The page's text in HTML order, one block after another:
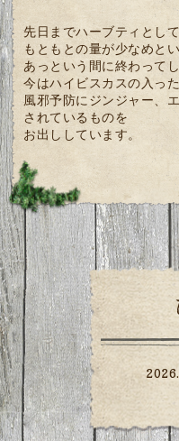
先日までハーブティとし
もともとの量が少なめと
あっという間に終わって
今はハイビスカスの入っ
風邪予防にジンジャー、
されているものを
お出ししています。